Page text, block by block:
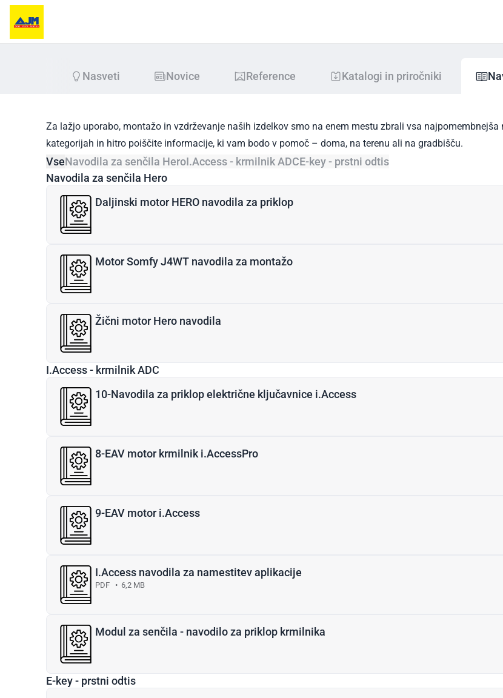
Nasveti Novice Reference Katalogi in priročniki
Za lažjo uporabo, montažo in vzdrževanje naših izdelkov smo na enem mestu zbrali vsa
kategorijah in hitro poiščite informacije, ki vam bodo v pomoč – doma, na terenu ali na gradbišču.
VseNavodila za senčila HeroI.Access - krmilnik ADCE-key - prstni odtis
Navodila za senčila Hero
Daljinski motor HERO navodila za priklop
Motor Somfy J4WT navodila za montažo
Žični motor Hero navodila
I.Access - krmilnik ADC
10-Navodila za priklop električne ključavnice i.Access
8-EAV motor krmilnik i.AccessPro
9-EAV motor i.Access
I.Access navodila za namestitev aplikacije
PDF • 6,2 MB
Modul za senčila - navodilo za priklop krmilnika
E-key - prstni odtis